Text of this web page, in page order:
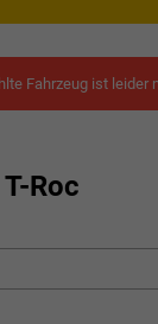
Fahrzeug ist leider
Roc